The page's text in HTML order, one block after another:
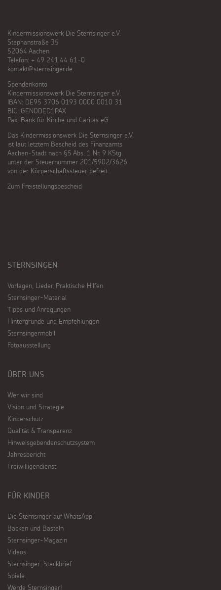
Kindermissionswerk Die Sternsinger e.V.
Stephanstraße 35
52064 Aachen
Telefon: + 49 241.44 61-0
kontakt@sternsinger.de
Spendenkonto
Kindermissionswerk Die Sternsinger e.V.
IBAN: DE95 3706 0193 0000 0010 31
BIC: GENODED1PAX
Pax-Bank für Kirche und Caritas eG
Das Kindermissionswerk Die Sternsinger e.V.
ist laut letztem Bescheid des Finanzamts
Aachen-Stadt nach §5 Abs. 1 Nr. 9 KStg.
unter der Steuernummer 201/5902/3626
von der Körperschaftssteuer befreit.
Zum Freistellungsbescheid
STERNSINGEN
Vorlagen, Lieder, Praktische Hilfen
Sternsinger-Material
Tipps und Anregungen
Hintergründe und Empfehlungen
Sternsingermobil
Fotoausstellung
ÜBER UNS
Wer wir sind
Vision und Strategie
Kinderschutz
Qualität & Transparenz
Hinweisgebendenschutzsystem
Jahresbericht
Freiwilligendienst
FÜR KINDER
Die Sternsinger auf WhatsApp
Backen und Basteln
Sternsinger-Magazin
Videos
Sternsinger-Steckbrief
Spiele
Werde Sternsinger!